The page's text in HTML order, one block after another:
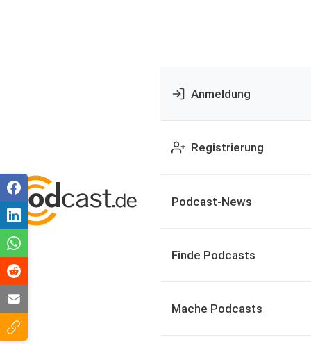
Anmeldung
Registrierung
Podcast-News
Finde Podcasts
Mache Podcasts